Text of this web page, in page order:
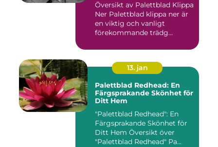
Översikt av Palettblad Klippa
Ner Palettblad klippa ner är
en viktig och vanligt
förekommande trädg...
13. jan
Palettblad Redhead: En
Färgsprakande Skönhet för
Ditt Hem
"Palettblad Redhead": En
Färgsprakande Skönhet för
Ditt Hem Översikt över
"Palettblad Redhead" Pa...